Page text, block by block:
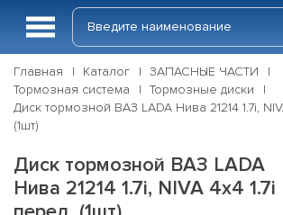
Главная Каталог
ЗАПАСНЫЕ ЧАСТИ
Тормозная система
Тормозные диски
Диск тормозной ВАЗ LADA Нива 21214 1.7i,
(1шт)
Диск тормозной ВАЗ LADA
Нива 21214 1.7i, NIVA 4x4 1.7i